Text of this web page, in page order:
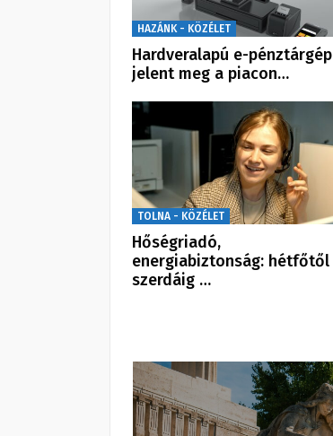
HAZÁNK - KÖZÉLET
Hardveralapú e-pénztárgép
jelent meg a piacon…
TOLNA - KÖZÉLET
Hőségriadó,
energiabiztonság: hétfőtől
szerdáig …